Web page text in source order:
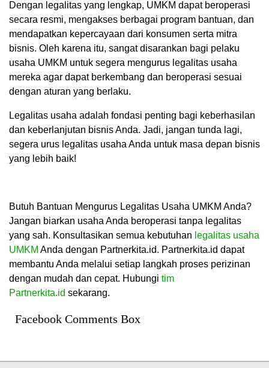
Dengan legalitas yang lengkap, UMKM dapat beroperasi
secara resmi, mengakses berbagai program bantuan, dan
mendapatkan kepercayaan dari konsumen serta mitra
bisnis. Oleh karena itu, sangat disarankan bagi pelaku
usaha UMKM untuk segera mengurus legalitas usaha
mereka agar dapat berkembang dan beroperasi sesuai
dengan aturan yang berlaku.
Legalitas usaha adalah fondasi penting bagi keberhasilan
dan keberlanjutan bisnis Anda. Jadi, jangan tunda lagi,
segera urus legalitas usaha Anda untuk masa depan bisnis
yang lebih baik!
Butuh Bantuan Mengurus Legalitas Usaha UMKM Anda?
Jangan biarkan usaha Anda beroperasi tanpa legalitas
yang sah. Konsultasikan semua kebutuhan legalitas usaha
UMKM Anda dengan Partnerkita.id. Partnerkita.id dapat
membantu Anda melalui setiap langkah proses perizinan
dengan mudah dan cepat. Hubungi tim
Partnerkita.id sekarang.
Facebook Comments Box